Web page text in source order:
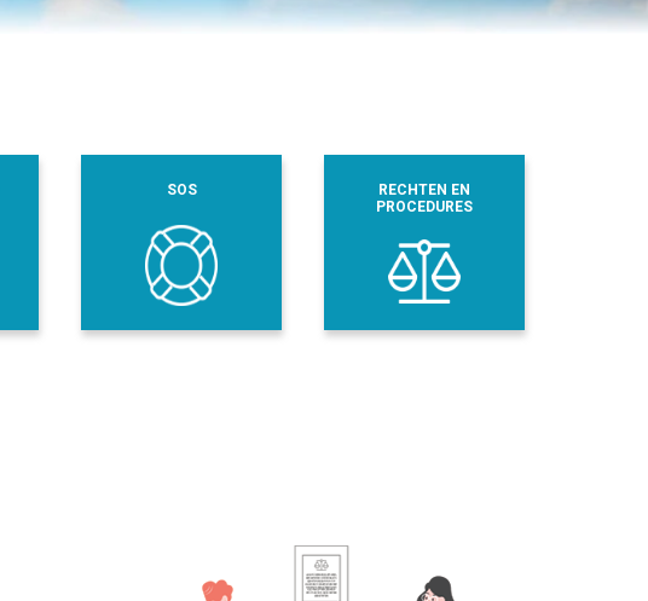
SOS
RECHTEN EN
PROCEDURES